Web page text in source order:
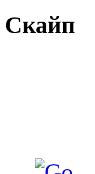
Скайп